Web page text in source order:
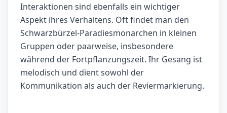
Interaktionen sind ebenfalls ein wichtiger
Aspekt ihres Verhaltens. Oft findet man den
Schwarzbürzel-Paradiesmonarchen in kleinen
Gruppen oder paarweise, insbesondere
während der Fortpflanzungszeit. Ihr Gesang ist
melodisch und dient sowohl der
Kommunikation als auch der Reviermarkierung.